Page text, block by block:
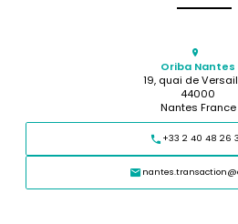
Oriba Nantes
19, quai de
44000
Nantes France
+33 2 40 48 26